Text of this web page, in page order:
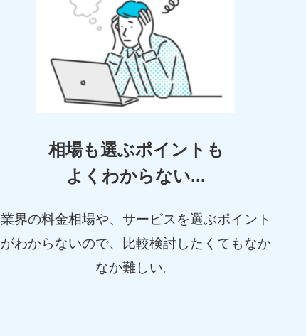
相場も選ぶポイントも
よくわからない...
業界の料金相場や、サービスを選ぶポイント
がわからないので、比較検討したくてもなか
なか難しい。